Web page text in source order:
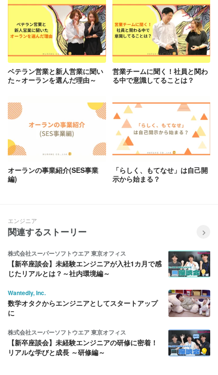
ベテラン営業と新人営業に聞い
た～オーランを選んだ理由～
営業チームに聞く！社員と関わ
る中で意識してることは？
オーランの事業紹介(SES事業
編)
「らしく、もてなせ」は自己開
示から始まる？
エンジニア
関連するストーリー
株式会社スーパーソフトウエア 東京オフィス
【新卒座談会】未経験エンジニアが入社1カ月で感
じたリアルとは？～社内環境編～
Wantedly, Inc.
数学オタクからエンジニアとしてスタートアップ
に
株式会社スーパーソフトウエア 東京オフィス
【新卒座談会】未経験エンジニアの研修に密着！
リアルな学びと成長 ～研修編～